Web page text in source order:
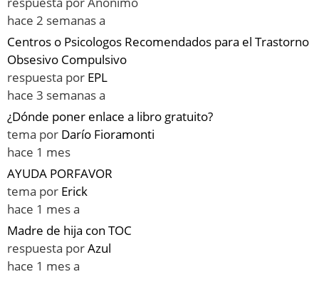
hace 2 semanas a
Centros o Psicologos Recomendados para el Trastorno
Obsesivo Compulsivo
respuesta por EPL
hace 3 semanas a
¿Dónde poner enlace a libro gratuito?
tema por Darío Fioramonti
hace 1 mes
AYUDA PORFAVOR
tema por Erick
hace 1 mes a
Madre de hija con TOC
respuesta porAzul
hace 1 mes a